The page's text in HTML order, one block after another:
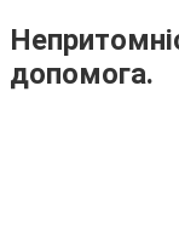
допомога.